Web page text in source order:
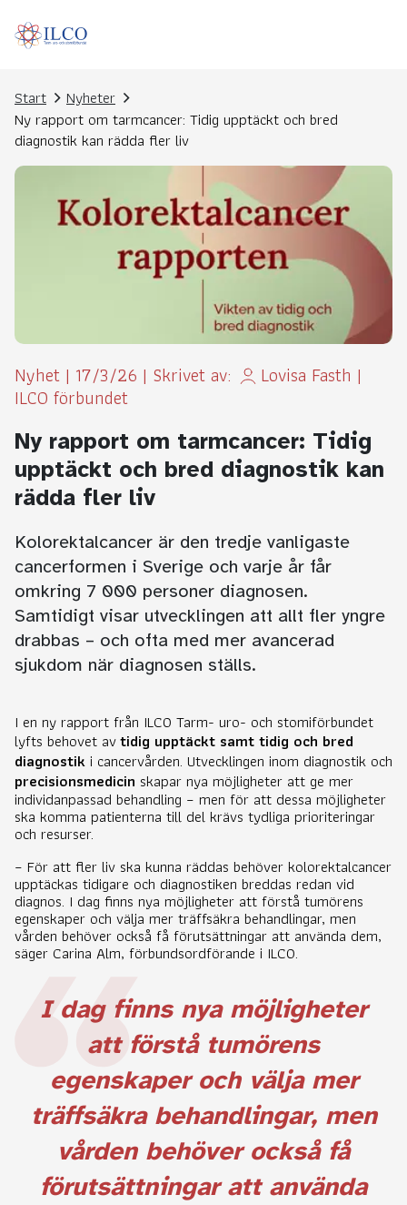
Start
Nyheter
Ny rapport om tarmcancer: Tidig upptäckt och bred
diagnostik kan rädda fler liv
Nyhet | 17/3/26 | Skrivet av: Lovisa Fasth |
ILCO förbundet
Ny rapport om tarmcancer: Tidig
upptäckt och bred diagnostik kan
rädda fler liv
Kolorektalcancer är den tredje vanligaste
cancerformen i Sverige och varje år får
omkring 7 000 personer diagnosen.
Samtidigt visar utvecklingen att allt fler yngre
drabbas – och ofta med mer avancerad
sjukdom när diagnosen ställs.
I en ny rapport från ILCO Tarm- uro- och stomiförbundet
lyfts behovet avtidig upptäckt samt tidig och bred
diagnostik i cancervården. Utvecklingen inom diagnostik och
precisionsmedicin skapar nya möjligheter att ge mer
individanpassad behandling – men för att dessa möjligheter
ska komma patienterna till del krävs tydliga prioriteringar
och resurser.
– För att fler liv ska kunna räddas behöver kolorektalcancer
upptäckas tidigare och diagnostiken breddas redan vid
diagnos. I dag finns nya möjligheter att förstå tumörens
egenskaper och välja mer träffsäkra behandlingar, men
vården behöver också få förutsättningar att använda dem,
säger Carina Alm, förbundsordförande i ILCO.
I dag finns nya möjligheter
att förstå tumörens
egenskaper och välja mer
träffsäkra behandlingar, men
vården behöver också få
förutsättningar att använda